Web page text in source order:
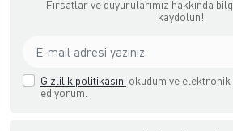
Fırsatlar ve duyurularımız hakkında
kaydolun!
Gizlilik politikasını okudum ve elektronik
ediyorum.